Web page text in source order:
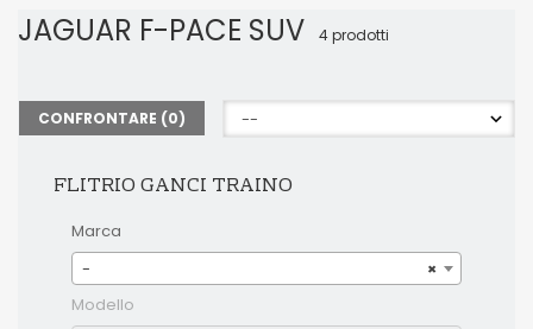
JAGUAR F-PACE SUV 4 prodotti
CONFRONTARE (0)
FLITRIO GANCI TRAINO
Marca
×
-
Modello